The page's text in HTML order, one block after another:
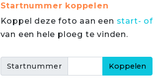
Startnummer koppelen
Koppel deze foto aan een start- of
van een hele ploeg te vinden.
Startnummer